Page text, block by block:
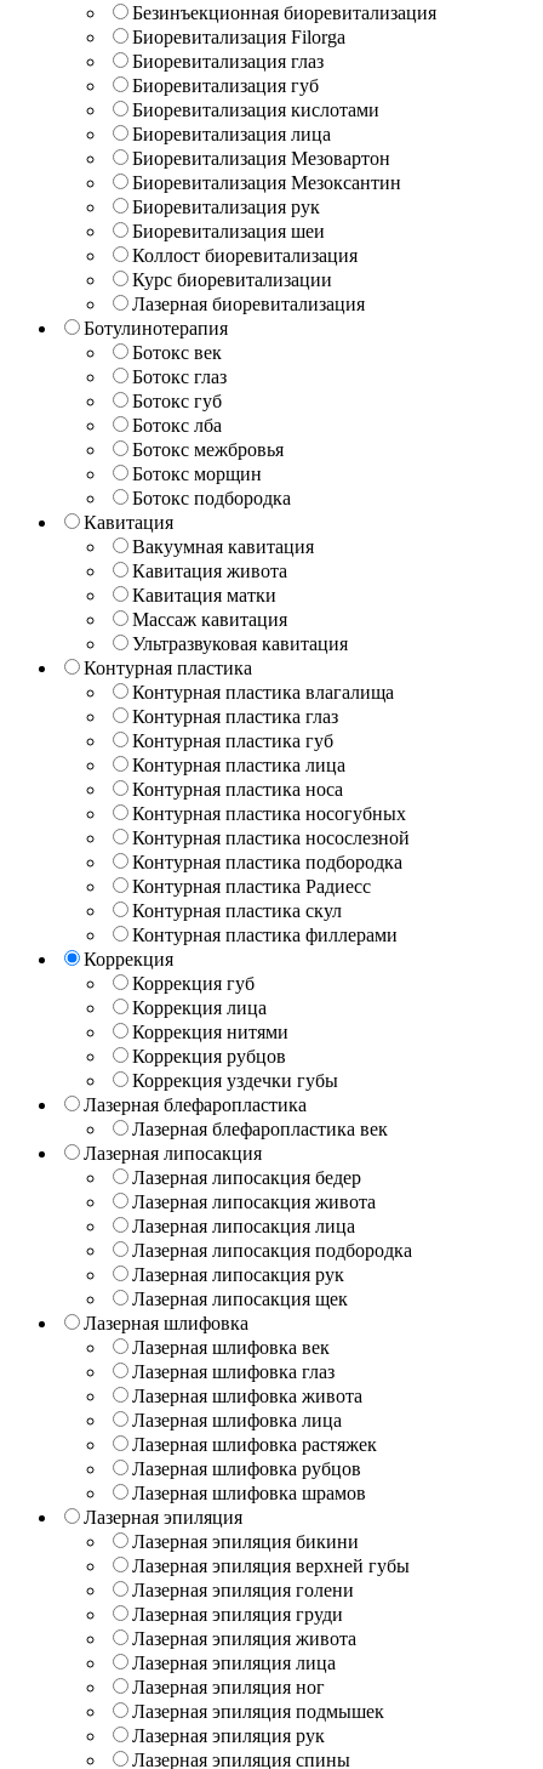
Безинъекционная биоревитализация
Биоревитализация Filorga
Биоревитализация глаз
Биоревитализация губ
Биоревитализация кислотами
Биоревитализация лица
Биоревитализация Мезовартон
Биоревитализация Мезоксантин
Биоревитализация рук
Биоревитализация шеи
Коллост биоревитализация
Курс биоревитализации
Лазерная биоревитализация
Ботулинотерапия
Ботокс век
Ботокс глаз
Ботокс губ
Ботокс лба
Ботокс межбровья
Ботокс морщин
Ботокс подбородка
Кавитация
Вакуумная кавитация
Кавитация живота
Кавитация матки
Массаж кавитация
Ультразвуковая кавитация
Контурная пластика
Контурная пластика влагалища
Контурная пластика глаз
Контурная пластика губ
Контурная пластика лица
Контурная пластика носа
Контурная пластика носогубных
Контурная пластика носослезной
Контурная пластика подбородка
Контурная пластика Радиесс
Контурная пластика скул
Контурная пластика филлерами
Коррекция
Коррекция губ
Коррекция лица
Коррекция нитями
Коррекция рубцов
Коррекция уздечки губы
Лазерная блефаропластика
Лазерная блефаропластика век
Лазерная липосакция
Лазерная липосакция бедер
Лазерная липосакция живота
Лазерная липосакция лица
Лазерная липосакция подбородка
Лазерная липосакция рук
Лазерная липосакция щек
Лазерная шлифовка
Лазерная шлифовка век
Лазерная шлифовка глаз
Лазерная шлифовка живота
Лазерная шлифовка лица
Лазерная шлифовка растяжек
Лазерная шлифовка рубцов
Лазерная шлифовка шрамов
Лазерная эпиляция
Лазерная эпиляция бикини
Лазерная эпиляция верхней губы
Лазерная эпиляция голени
Лазерная эпиляция груди
Лазерная эпиляция живота
Лазерная эпиляция лица
Лазерная эпиляция ног
Лазерная эпиляция подмышек
Лазерная эпиляция рук
Лазерная эпиляция спины